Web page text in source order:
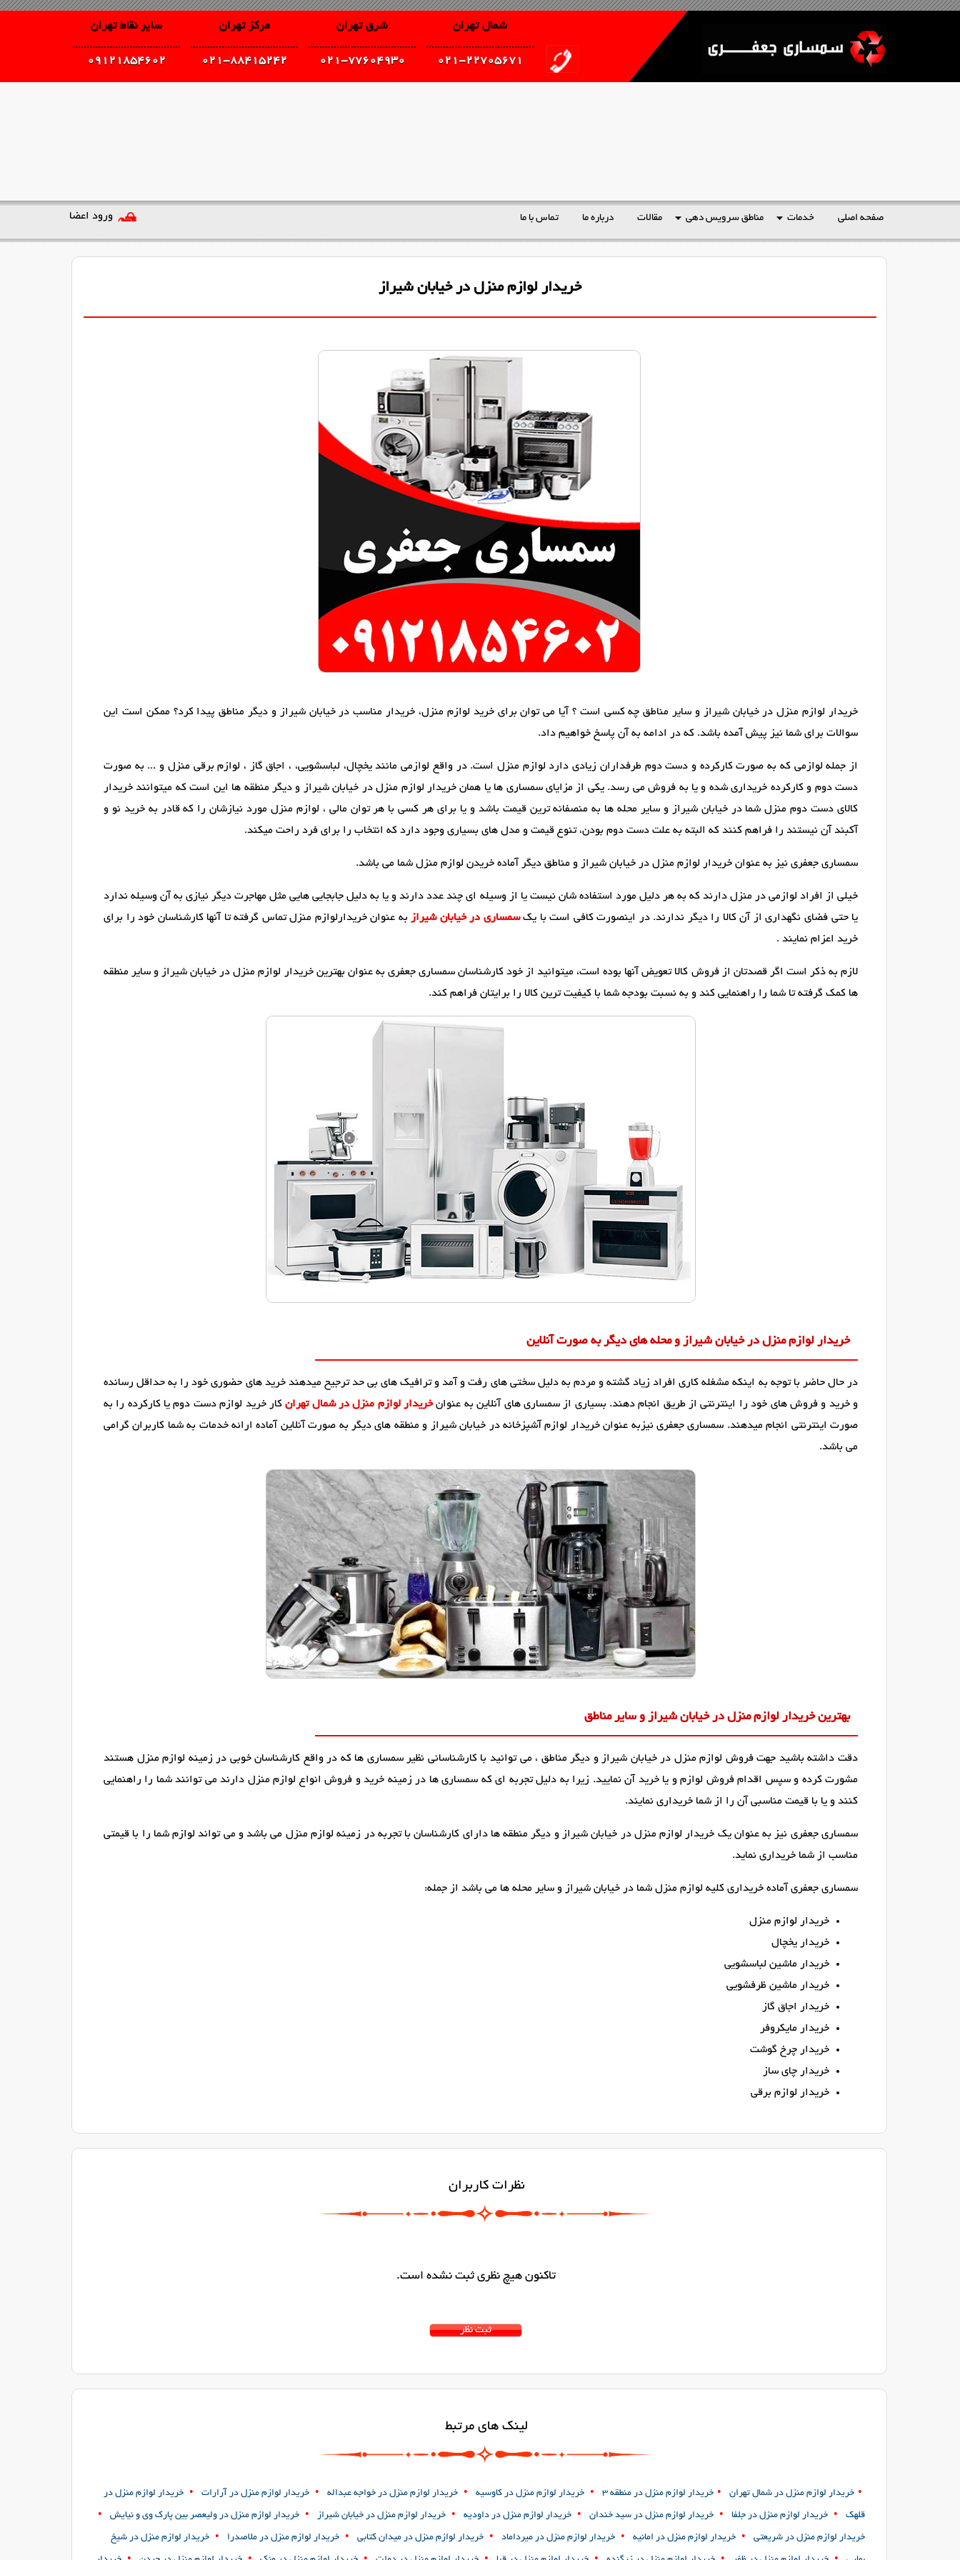
سایر نقاط تهران
09121854602
مرکز تهران
021-88415242
شرق تهران
021-77604930
شمال تهران
021-22705671
صفحه اصلی خدمات مناطق سرویس دهی مقالات درباره ما تماس با ما ورود اعضا
خریدار لوازم منزل در خیابان شیراز
خریدار لوازم منزل در خیابان شیراز و سایر مناطق چه کسی است ؟ آیا می توان برای خرید لوازم منزل، خریدار مناسب در خیابان شیراز و دیگر مناطق پیدا کرد؟ ممکن است این
سوالات برای شما نیز پیش آمده باشد. که در ادامه به آن پاسخ خواهیم داد.
از جمله لوازمی که به صورت کارکرده و دست دوم طرفداران زیادی دارد لوازم منزل است. در واقع لوازمی مانند یخچال، لباسشویی، ، اجاق گاز ، لوازم برقی منزل و ... به صورت
دست دوم و کارکرده خریداری شده و یا به فروش می رسد. یکی از مزایای سمساری ها یا همان خریدار لوازم منزل در خیابان شیراز و دیگر منطقه ها این است که میتوانند خریدار
کالای دست دوم منزل شما در خیابان شیراز و سایر محله ها به منصفانه ترین قیمت باشد و یا برای هر کسی با هر توان مالی ، لوازم منزل مورد نیازشان را که قادر به خرید نو و
آکبند آن نیستند را فراهم کنند که البته به علت دست دوم بودن، تنوع قیمت و مدل های بسیاری وجود دارد که انتخاب را برای فرد راحت میکند.
سمساری جعفری نیز به عنوان خریدار لوازم منزل در خیابان شیراز و مناطق دیگر آماده خریدن لوازم منزل شما می باشد.
خیلی از افراد لوازمی در منزل دارند که به هر دلیل مورد استفاده شان نیست یا از وسیله ای چند عدد دارند و یا به دلیل جابجایی هایی مثل مهاجرت دیگر نیازی به آن وسیله ندارد
یا حتی فضای نگهداری از آن کالا را دیگر ندارند. در اینصورت کافی است با یکسمساری در خیابان شیراز به عنوان خریدارلوازم منزل تماس گرفته تا آنها کارشناسان خود را برای
خرید اعزام نمایند .
لازم به ذکر است اگر قصدتان از فروش کالا تعویض آنها بوده است، میتوانید از خود کارشناسان سمساری جعفری به عنوان بهترین خریدار لوازم منزل در خیابان شیراز و سایر منطقه
ها کمک گرفته تا شما را راهنمایی کند و به نسبت بودجه شما با کیفیت ترین کالا را برایتان فراهم کند.
خریدار لوازم منزل در خیابان شیراز و محله های دیگر به صورت آنلاین
در حال حاضر با توجه به اینکه مشغله کاری افراد زیاد گشته و مردم به دلیل سختی های رفت و آمد و ترافیک های بی حد ترجیح میدهند خرید های حضوری خود را به حداقل رسانده
و خرید و فروش های خود را اینترنتی از طریق انجام دهند. بسیاری از سمساری های آنلاین به عنوانخریدار لوازم منزل در شمال تهرانکار خرید لوازم دست دوم یا کارکرده را به
صورت اینترنتی انجام میدهند. سمساری جعفری نیزبه عنوان خریدار لوازم آشپزخانه در خیابان شیراز و منطقه های دیگر به صورت آنلاین آماده ارائه خدمات به شما کاربران گرامی
می باشد.
بهترین خریدار لوازم منزل در خیابان شیراز و سایر مناطق
دقت داشته باشید جهت فروش لوازم منزل در خیابان شیراز و دیگر مناطق ، می توانید با کارشناسانی نظیر سمساری ها که در واقع کارشناسان خوبی در زمینه لوازم منزل هستند
مشورت کرده و سپس اقدام فروش لوازم و یا خرید آن نمایید. زیرا به دلیل تجربه ای که سمساری ها در زمینه خرید و فروش انواع لوازم منزل دارند می توانند شما را راهنمایی
کنند و یا با قیمت مناسبی آن را از شما خریداری نمایند.
سمساری جعفری نیز به عنوان یک خریدار لوازم منزل در خیابان شیراز و دیگر منطقه ها دارای کارشناسان با تجربه در زمینه لوازم منزل می باشد و می تواند لوازم شما را با قیمتی
مناسب از شما خریداری نماید.
سمساری جعفری آماده خریداری کلیه لوازم منزل شما در خیابان شیراز و سایر محله ها می باشد از جمله:
خریدار لوازم منزل
خریدار یخچال
خریدار ماشین لباسشویی
خریدار ماشین ظرفشویی
خریدار اجاق گاز
خریدار مایکروفر
خریدار چرخ گوشت
خریدار چای ساز
خریدار لوازم برقی
نظرات کاربران
تاکنون هیچ نظری ثبت نشده است.
لینک های مرتبط
• خریدار لوازم منزل در شمال تهران • خریدار لوازم منزل در منطقه 3 • خریدار لوازم منزل در کاوسیه • خریدار لوازم منزل در خواجه عبداله • خریدار لوازم منزل در آرارات • خریدار لوازم منزل در
قلهک • خریدار لوازم منزل در جلفا • خریدار لوازم منزل در سید خندان • خریدار لوازم منزل در داودیه • خریدار لوازم منزل در خیابان شیراز • خریدار لوازم منزل در ولیعصر بین پارک وی و نیایش •
خریدار لوازم منزل در شریعتی • خریدار لوازم منزل در امانیه • خریدار لوازم منزل در میرداماد • خریدار لوازم منزل در میدان کتابی • خریدار لوازم منزل در ملاصدرا • خریدار لوازم منزل در شیخ